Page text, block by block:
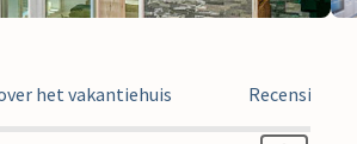
het vakantiehuis Recensies